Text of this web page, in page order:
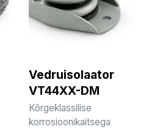
Vedruisolaator
VT44XX-DM
Kõrgeklassilise
korrosioonikaitsega